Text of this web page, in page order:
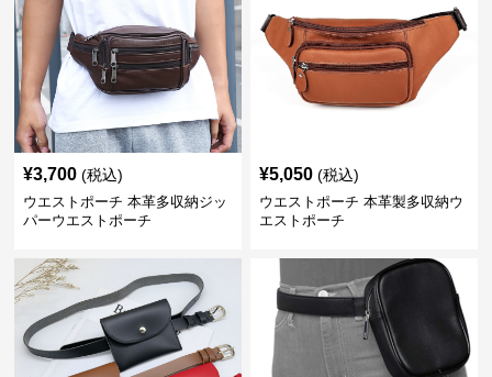
¥3,700 (税込)
ウエストポーチ 本革多収納ジッ
パーウエストポーチ
¥5,050 (税込)
ウエストポーチ 本革製多収納ウ
エストポーチ